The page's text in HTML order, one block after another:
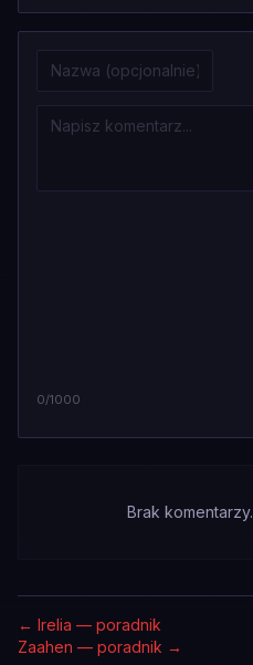
0/1000
Brak
← Irelia — poradnik
Zaahen — poradnik →